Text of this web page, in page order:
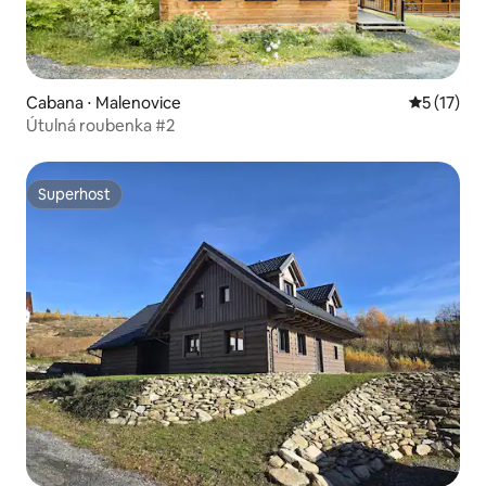
Cabana ⋅ Malenovice 5 de uma
5 (17)
Útulná roubenka #2
Superhost
Superhost